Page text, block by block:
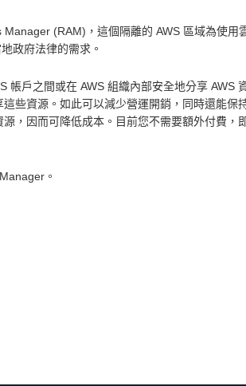
(RAM)，這個隔離的 AWS 區域為使用
政府法律的需求。
戶之間或在 AWS 組織內部安全地分享 AWS
些資源。如此可以減少營運開銷，同時還能保
，因而可降低成本。目前您不需要額外付費，
。